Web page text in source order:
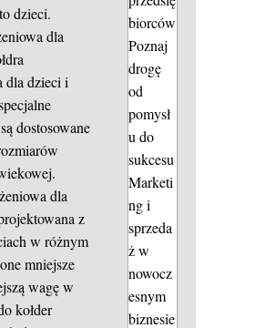
dzieci.
dla
dla dzieci i
dostosowane
dla
z
w różnym
mniejsze
wagę w
kołder
biorców
Poznaj
drogę
od
pomysł
u do
sukcesu
Marketi
ng i
sprzeda
ż w
nowocz
esnym
biznesie